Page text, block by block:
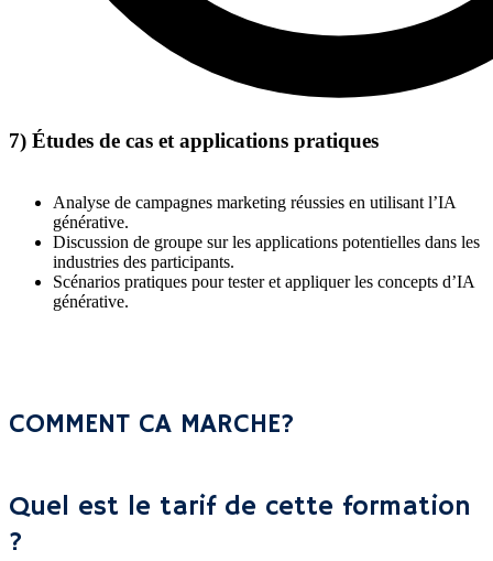
7) Études de cas et applications pratiques
Analyse de campagnes marketing réussies en utilisant l’IA
générative.
Discussion de groupe sur les applications potentielles dans les
industries des participants.
Scénarios pratiques pour tester et appliquer les concepts d’IA
générative.
COMMENT CA MARCHE?
Quel est le tarif de cette formation
?